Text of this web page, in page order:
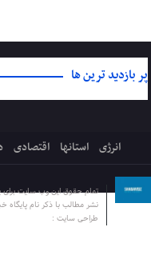
پر بازدید ترین ها
انرژی استانها اقتصادی
تمام حقوق این وب سایت
نشر مطالب با ذکر نام پایگاه
طراحی سایت :